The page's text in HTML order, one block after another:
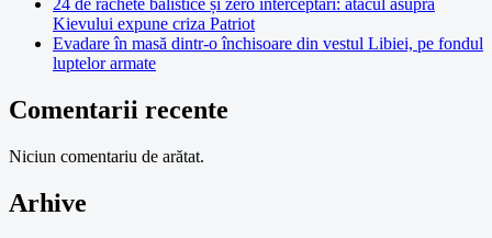
24 de rachete balistice și zero interceptări: atacul asupra
Kievului expune criza Patriot
Evadare în masă dintr-o închisoare din vestul Libiei, pe fondul
luptelor armate
Comentarii recente
Niciun comentariu de arătat.
Arhive